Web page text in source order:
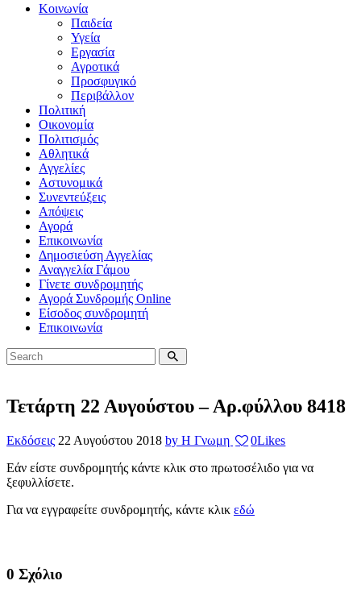
Κοινωνία
Παιδεία
Υγεία
Εργασία
Αγροτικά
Προσφυγικό
Περιβάλλον
Πολιτική
Οικονομία
Πολιτισμός
Αθλητικά
Αγγελίες
Αστυνομικά
Συνεντεύξεις
Απόψεις
Αγορά
Επικοινωνία
Δημοσιεύση Αγγελίας
Αναγγελία Γάμου
Γίνετε συνδρομητής
Αγορά Συνδρομής Online
Είσοδος συνδρομητή
Επικοινωνία
Τετάρτη 22 Αυγούστου – Αρ.φύλλου 8418
Εκδόσεις 22 Αυγούστου 2018 by Η Γνωμη 0Likes
Εάν είστε συνδρομητής κάντε κλικ στο πρωτοσέλιδο για να
ξεφυλλίσετε.
Για να εγγραφείτε συνδρομητής, κάντε κλικ εδώ
0 Σχόλιο